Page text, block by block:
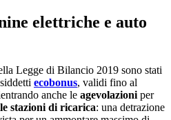
elettriche e auto
Legge di Bilancio 2019 sono stati
ecobonus, validi fino al
anche le agevolazioni per
stazioni di ricarica: una detrazione